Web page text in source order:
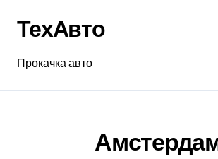
содержанию
ТехАвто
Прокачка авто